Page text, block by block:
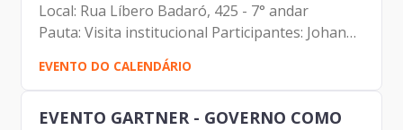
Local: Rua Líbero Badaró, 425 - 7° andar
Pauta: Visita institucional Participantes: Johann
Nogueira Dantas (Prodam) Mateus Dias Marçal
(Prodam) Mauricio Hanashiro (Prodam) Flavio
Menezes (Grupo LPM)
EVENTO DO CALENDÁRIO
EVENTO GARTNER - GOVERNO COMO